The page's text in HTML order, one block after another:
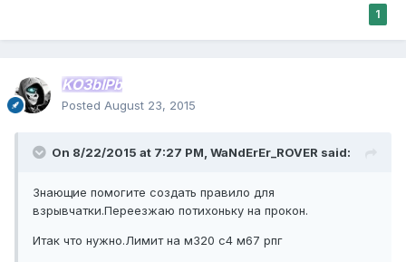
1
KO3bIPb
Posted August 23, 2015
On 8/22/2015 at 7:27 PM, WaNdErEr_ROVER said:
Знающие помогите создать правило для
взрывчатки.Переезжаю потихоньку на прокон.
Итак что нужно.Лимит на м320 с4 м67 рпг